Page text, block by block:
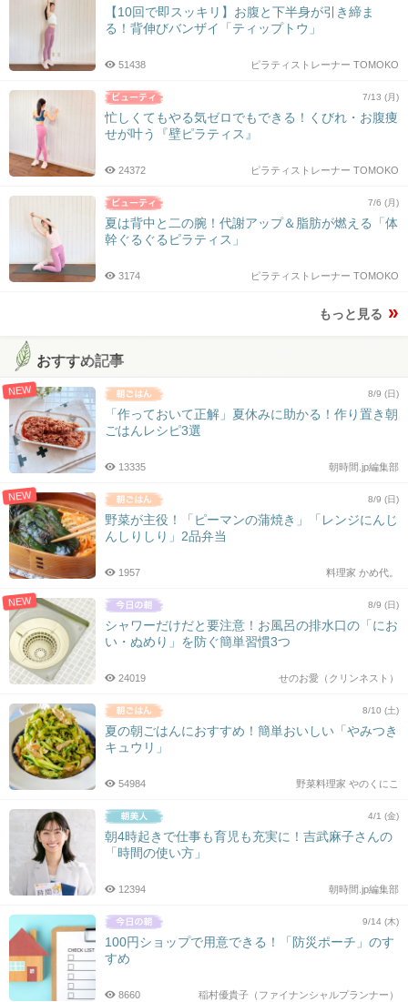
【10回で即スッキリ】お腹と下半身が引き締ま
る！背伸びバンザイ「ティップトウ」
ピラティストレーナー TOMOKO
51438
7/13 (月)
忙しくてもやる気ゼロでもできる！くびれ・お腹痩
せが叶う『壁ピラティス』
ピラティストレーナー TOMOKO
24372
7/6 (月)
夏は背中と二の腕！代謝アップ＆脂肪が燃える「体
幹ぐるぐるピラティス」
ピラティストレーナー TOMOKO
3174
もっと見る
おすすめ記事
NEW 8/9 (日)
「作っておいて正解」夏休みに助かる！作り置き朝
ごはんレシピ3選
朝時間.jp編集部
13335
NEW 8/9 (日)
野菜が主役！「ピーマンの蒲焼き」「レンジにんじ
んしりしり」2品弁当
料理家 かめ代。
1957
NEW 8/9 (日)
シャワーだけだと要注意！お風呂の排水口の「にお
い・ぬめり」を防ぐ簡単習慣3つ
せのお愛（クリンネスト）
24019
8/10 (土)
夏の朝ごはんにおすすめ！簡単おいしい「やみつき
キュウリ」
野菜料理家 やのくにこ
54984
4/1 (金)
朝4時起きで仕事も育児も充実に！吉武麻子さんの
「時間の使い方」
朝時間.jp編集部
12394
9/14 (木)
100円ショップで用意できる！「防災ポーチ」のす
すめ
稲村優貴子（ファイナンシャルプランナー）
8660